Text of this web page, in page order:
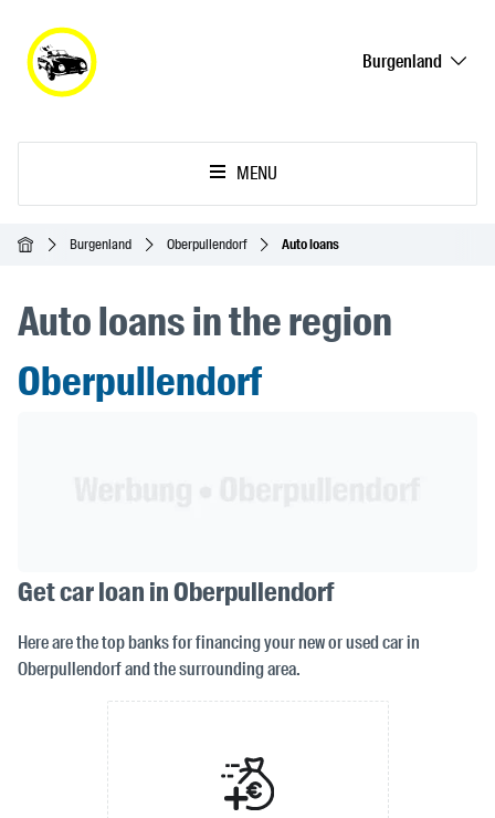
Burgenland
MENU
HomepageBurgenland Oberpullendorf Auto loans
Auto loans in the region
Oberpullendorf
Get car loan in Oberpullendorf
Here are the top banks for financing your new or used car in
Oberpullendorf and the surrounding area.